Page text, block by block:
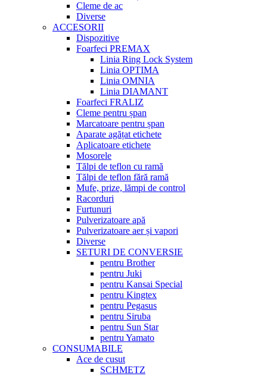
Cleme de ac
Diverse
ACCESORII
Dispozitive
Foarfeci PREMAX
Linia Ring Lock System
Linia OPTIMA
Linia OMNIA
Linia DIAMANT
Foarfeci FRALIZ
Cleme pentru șpan
Marcatoare pentru șpan
Aparate agățat etichete
Aplicatoare etichete
Mosorele
Tălpi de teflon cu ramă
Tălpi de teflon fără ramă
Mufe, prize, lămpi de control
Racorduri
Furtunuri
Pulverizatoare apă
Pulverizatoare aer și vapori
Diverse
SETURI DE CONVERSIE
pentru Brother
pentru Juki
pentru Kansai Special
pentru Kingtex
pentru Pegasus
pentru Siruba
pentru Sun Star
pentru Yamato
CONSUMABILE
Ace de cusut
SCHMETZ